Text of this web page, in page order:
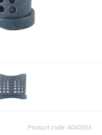
Product code: 4042003